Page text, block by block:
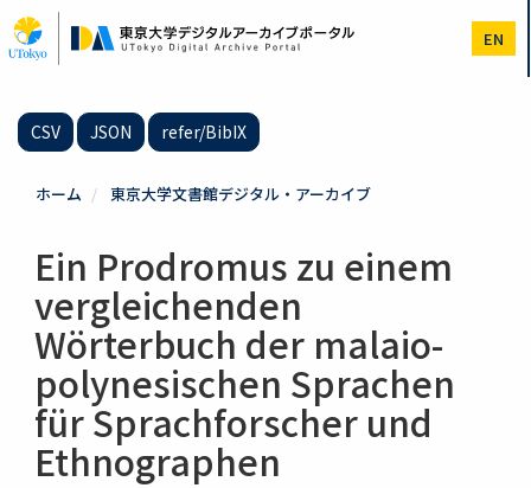
イ
ン
EN
CSV JSON refer/BibIX
ホーム 東京大学文書館デジタル・アーカイブ
Ein Prodromus zu einem
vergleichenden
Wörterbuch der malaio-
polynesischen Sprachen
für Sprachforscher und
Ethnographen